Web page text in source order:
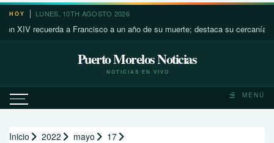
Saltar
contenido
HOY LUNES, 10TH AGOSTO 2026
recuerda a Francisco a un año de su muerte; destaca su cercanía con
Puerto Morelos Noticias
NOTICIAS EN VIVO
MENÚ
Inicio 2022 mayo
17